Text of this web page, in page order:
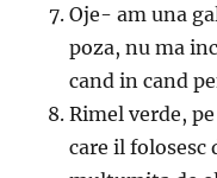
Oje- am una
poza, nu ma
cand in cand
Rimel verde,
care il